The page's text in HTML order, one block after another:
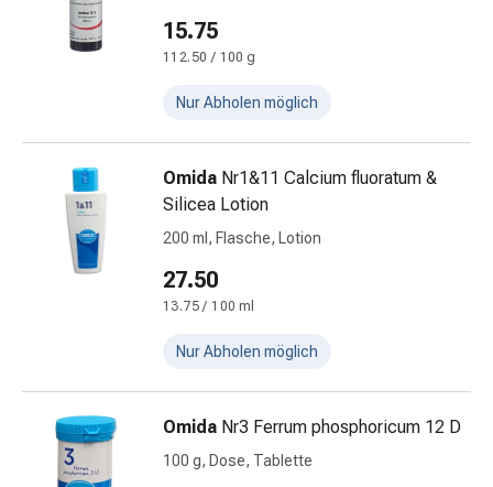
Gesichtspflege
Augenpflege
Gesichtspeeling
Gesichtsmasken
Gesichtsreinigungs-
Accessoire
Kosmetiktücher
Kosmetikbedarf
Nachtcreme
Serum
Gesichtskur
Gesichtsöl
Pflegeapparate
15.75
112.50 / 100 g
Nur Abholen möglich
Omida Nr1&11 Calcium fluoratum &
Silicea Lotion
200 ml, Flasche, Lotion
27.50
13.75 / 100 ml
Nur Abholen möglich
Omida Nr3 Ferrum phosphoricum 12 D
100 g, Dose, Tablette